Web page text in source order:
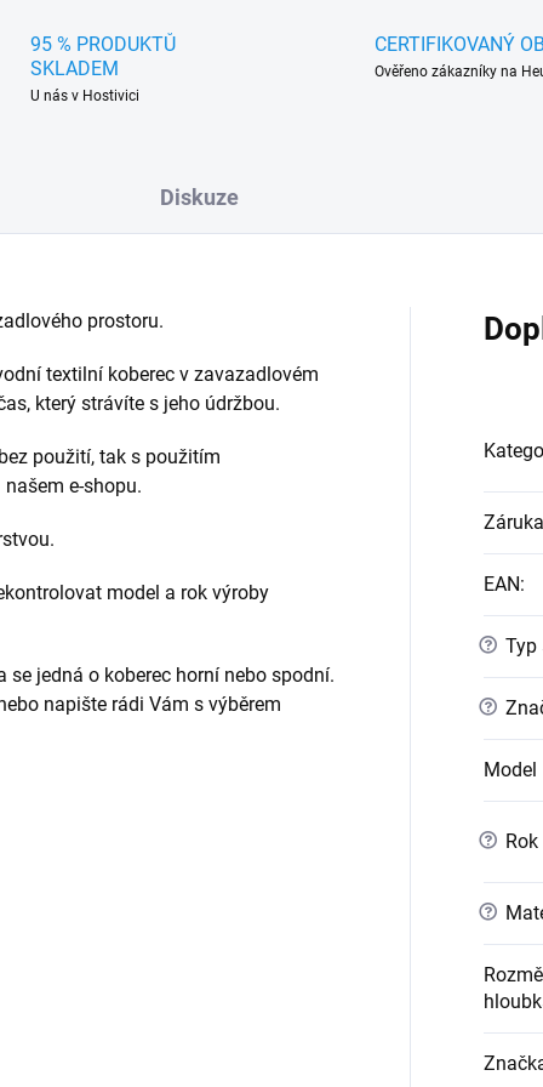
95 % PRODUKTŮ
SKLADEM
U nás v Hostivici
CERTIFIKOVANÝ
Ověřeno zákazníky na
Diskuze
prostoru.
textilní koberec v zavazadlovém
který strávíte s jeho údržbou.
použití, tak s použitím
e-shopu.
model a rok výroby
se jedná o koberec horní nebo spodní.
napište rádi Vám s výběrem
Záruka
EAN:
? Typ
?
Model
?
?